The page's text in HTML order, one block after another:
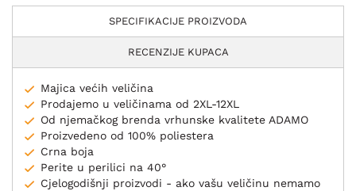
SPECIFIKACIJE PROIZVODA
RECENZIJE KUPACA
Majica većih veličina
Prodajemo u veličinama od 2XL-12XL
Od njemačkog brenda vrhunske kvalitete ADAMO
Proizvedeno od 100% poliestera
Crna boja
Perite u perilici na 40°
Cjelogodišnji proizvodi - ako vašu veličinu nemamo